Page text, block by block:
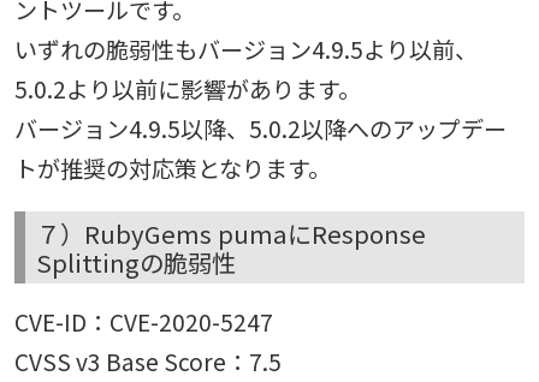
ントツールです。
いずれの脆弱性もバージョン4.9.5より以前、
5.0.2より以前に影響があります。
バージョン4.9.5以降、5.0.2以降へのアップデー
トが推奨の対応策となります。
７）RubyGems pumaにResponse
Splittingの脆弱性
CVE-ID：CVE-2020-5247
CVSS v3 Base Score：7.5